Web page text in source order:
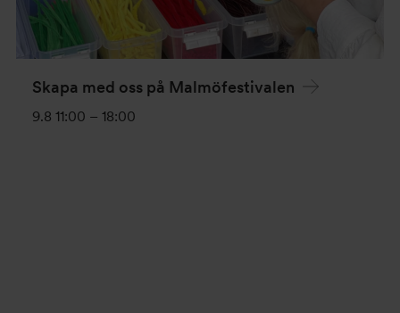
Skapa med oss på Malmöfestivalen
9.8 11:00 – 18:00